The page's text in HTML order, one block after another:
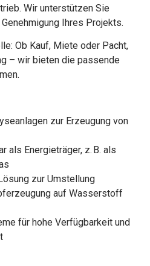
Wir unterstützen Sie
Ihres Projekts.
Ob Kauf, Miete oder Pacht,
– wir bieten die passende
zur Erzeugung von
als Energieträger, z. B. als
zur Umstellung
auf Wasserstoff
für hohe Verfügbarkeit und